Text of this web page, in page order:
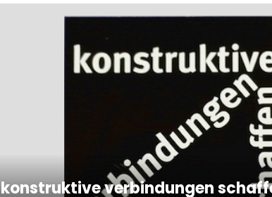
konstruktive verbindungen